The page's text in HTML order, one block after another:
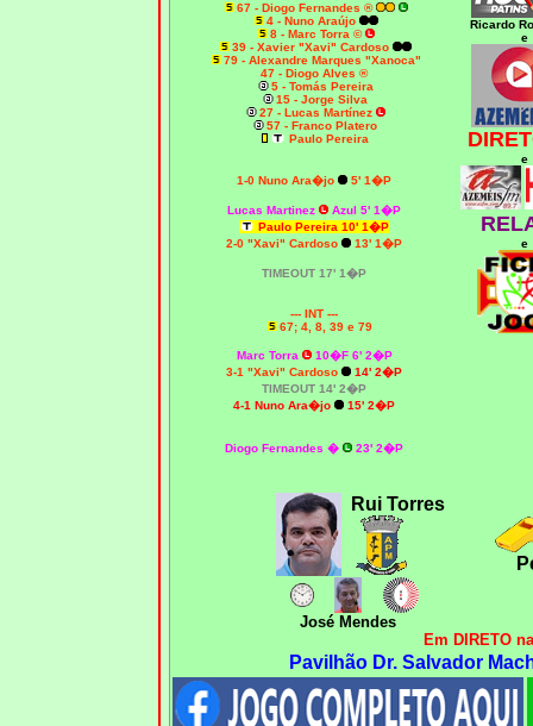
67 - Diogo Fernandes ®
4 - Nuno Araújo
8 - Marc Torra ©
39 - Xavier "Xavi" Cardoso
79 - Alexandre Marques "Xanoca"
47 - Diogo Alves ®
5 - Tomás Pereira
15 - Jorge Silva
27 - Lucas Martínez
57 - Franco Platero
Paulo Pereira
1-0 Nuno Ara�jo 5' 1�P
Lucas Martinez
Azul 5' 1�P
Paulo Pereira 10' 1�P
2-0 "Xavi" Cardoso 13' 1�P
TIMEOUT 17' 1�P
--- INT ---
67; 4, 8, 39 e 79
Marc Torra
10�F 6' 2�P
3-1 "Xavi" Cardoso
14' 2�P
TIMEOUT 14' 2�P
4-1 Nuno Ara�jo
15' 2�P
Diogo Fernandes � 23' 2�P
Ricardo
e
e
e
Rui Torres
José Mendes
Em DIRETO
Pavilhão Dr. Salvador